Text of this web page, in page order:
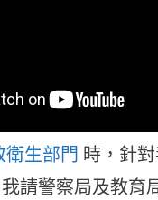
衛生部門 時，針
請警察局及教育